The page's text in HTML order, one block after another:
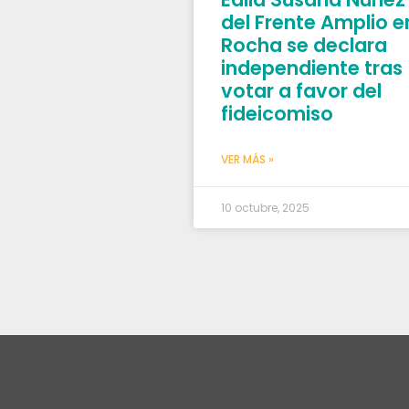
del Frente Amplio
Rocha se declara
independiente tras
votar a favor del
fideicomiso
VER MÁS »
10 octubre, 2025